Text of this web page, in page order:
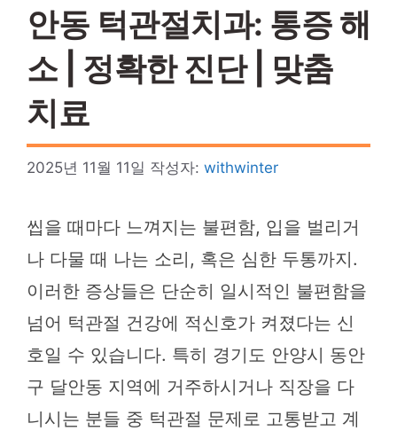
안동 턱관절치과: 통증 해
소 | 정확한 진단 | 맞춤
치료
2025년 11월 11일 작성자: withwinter
씹을 때마다 느껴지는 불편함, 입을 벌리거
나 다물 때 나는 소리, 혹은 심한 두통까지.
이러한 증상들은 단순히 일시적인 불편함을
넘어 턱관절 건강에 적신호가 켜졌다는 신
호일 수 있습니다. 특히 경기도 안양시 동안
구 달안동 지역에 거주하시거나 직장을 다
니시는 분들 중 턱관절 문제로 고통받고 계